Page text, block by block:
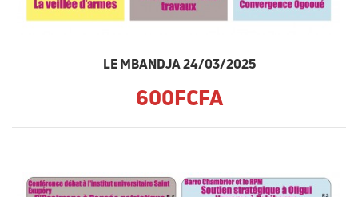
LE MBANDJA 24/03/2025
600FCFA